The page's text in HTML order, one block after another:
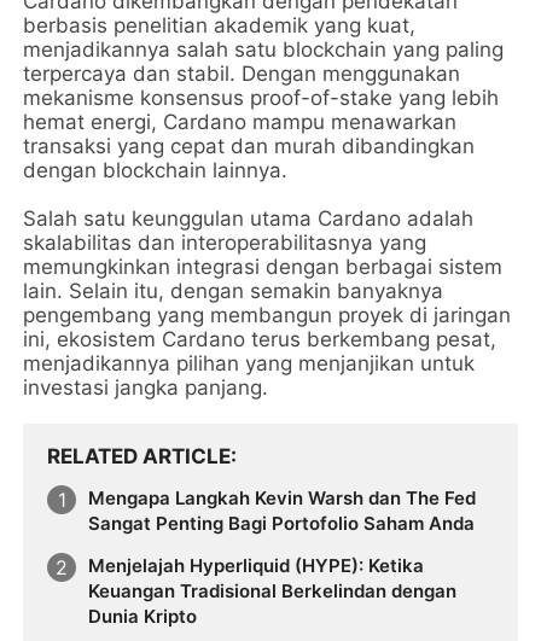
berbasis penelitian akademik yang kuat,
menjadikannya salah satu blockchain yang paling
terpercaya dan stabil. Dengan menggunakan
mekanisme konsensus proof-of-stake yang lebih
hemat energi, Cardano mampu menawarkan
transaksi yang cepat dan murah dibandingkan
dengan blockchain lainnya.
Salah satu keunggulan utama Cardano adalah
skalabilitas dan interoperabilitasnya yang
memungkinkan integrasi dengan berbagai sistem
lain. Selain itu, dengan semakin banyaknya
pengembang yang membangun proyek di jaringan
ini, ekosistem Cardano terus berkembang pesat,
menjadikannya pilihan yang menjanjikan untuk
investasi jangka panjang.
RELATED ARTICLE
Mengapa Langkah Kevin Warsh dan The Fed
Sangat Penting Bagi Portofolio Saham Anda
Menjelajah Hyperliquid (HYPE): Ketika
Keuangan Tradisional Berkelindan dengan
Dunia Kripto